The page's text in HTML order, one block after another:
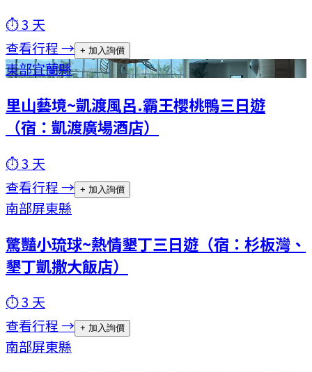
⏱3 天
查看行程 → + 加入詢價
東部宜蘭縣
里山藝境~凱渡風呂.霸王櫻桃鴨三日遊
（宿：凱渡廣場酒店）
⏱3 天
查看行程 → + 加入詢價
南部屏東縣
驚豔小琉球~熱情墾丁三日遊（宿：杉板灣、
墾丁凱撒大飯店）
⏱3 天
查看行程 → + 加入詢價
南部屏東縣